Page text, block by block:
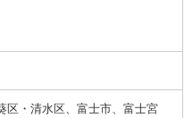
区・清水区、富士市、富士宮